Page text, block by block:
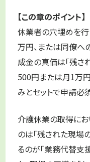
【この章のポイント】
休業者の穴埋めを
万円、または同僚へ
成金の真価は「残さ
500円または月1万
みとセットで申請必
介護休業の取得にお
のは「残された現場
るのが「業務代替支